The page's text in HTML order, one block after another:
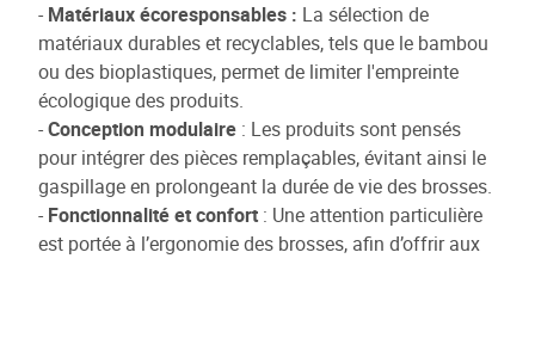
- Matériaux écoresponsables : La sélection de
matériaux durables et recyclables, tels que le bambou
ou des bioplastiques, permet de limiter l'empreinte
écologique des produits.
-Conception modulaire : Les produits sont pensés
pour intégrer des pièces remplaçables, évitant ainsi le
gaspillage en prolongeant la durée de vie des brosses.
- Fonctionnalité et confort : Une attention particulière
est portée à l’ergonomie des brosses, afin d’offrir aux